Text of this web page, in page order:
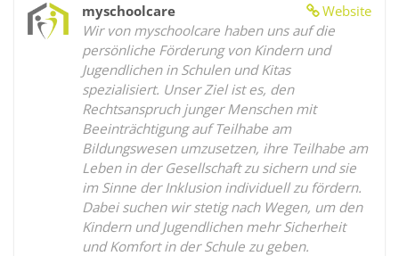
Website
myschoolcare
Wir von myschoolcare haben uns auf die
persönliche Förderung von Kindern und
Jugendlichen in Schulen und Kitas
spezialisiert. Unser Ziel ist es, den
Rechtsanspruch junger Menschen mit
Beeinträchtigung auf Teilhabe am
Bildungswesen umzusetzen, ihre Teilhabe am
Leben in der Gesellschaft zu sichern und sie
im Sinne der Inklusion individuell zu fördern.
Dabei suchen wir stetig nach Wegen, um den
Kindern und Jugendlichen mehr Sicherheit
und Komfort in der Schule zu geben.